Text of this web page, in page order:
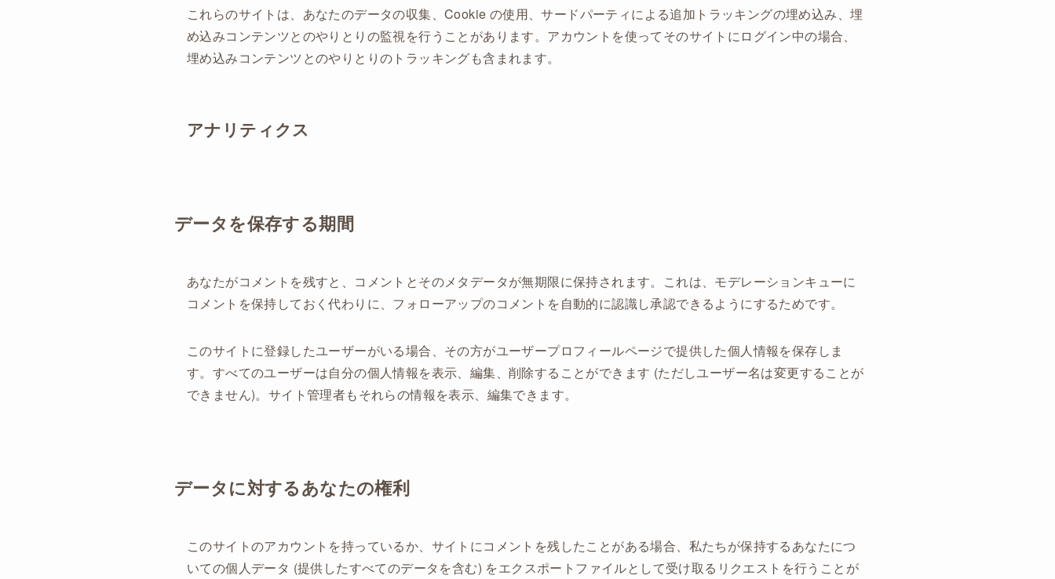
これらのサイトは、あなたのデータの収集、Cookie の使用、サードパーティによる追加トラッキングの埋め込み、埋
め込みコンテンツとのやりとりの監視を行うことがあります。アカウントを使ってそのサイトにログイン中の場合、
埋め込みコンテンツとのやりとりのトラッキングも含まれます。
アナリティクス
データを保存する期間
あなたがコメントを残すと、コメントとそのメタデータが無期限に保持されます。これは、モデレーションキューに
コメントを保持しておく代わりに、フォローアップのコメントを自動的に認識し承認できるようにするためです。
このサイトに登録したユーザーがいる場合、その方がユーザープロフィールページで提供した個人情報を保存しま
す。すべてのユーザーは自分の個人情報を表示、編集、削除することができます (ただしユーザー名は変更することが
できません)。サイト管理者もそれらの情報を表示、編集できます。
データに対するあなたの権利
このサイトのアカウントを持っているか、サイトにコメントを残したことがある場合、私たちが保持するあなたにつ
いての個人データ (提供したすべてのデータを含む) をエクスポートファイルとして受け取るリクエストを行うことが